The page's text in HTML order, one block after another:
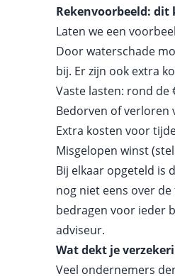
Rekenvoorbeeld:
Laten we een
Door waterschade
bij. Er zijn ook extra
Vaste lasten: rond de
Bedorven of verloren
Extra kosten voor
Misgelopen winst
Bij elkaar opgeteld is
nog niet eens over
bedragen voor ieder
adviseur.
Wat dekt je
Veel ondernemers